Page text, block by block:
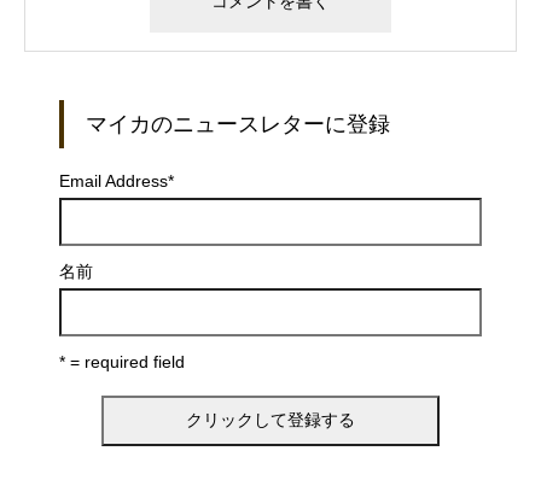
マイカのニュースレターに登録
Email Address*
名前
* = required field